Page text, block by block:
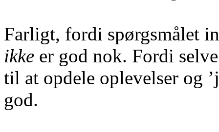
Farligt, fordi spørgsmålet
ikke er god nok. Fordi
til at opdele oplevelser og
god.